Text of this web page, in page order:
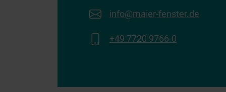
info@maier-fenster.de
+49 7720 9766-0